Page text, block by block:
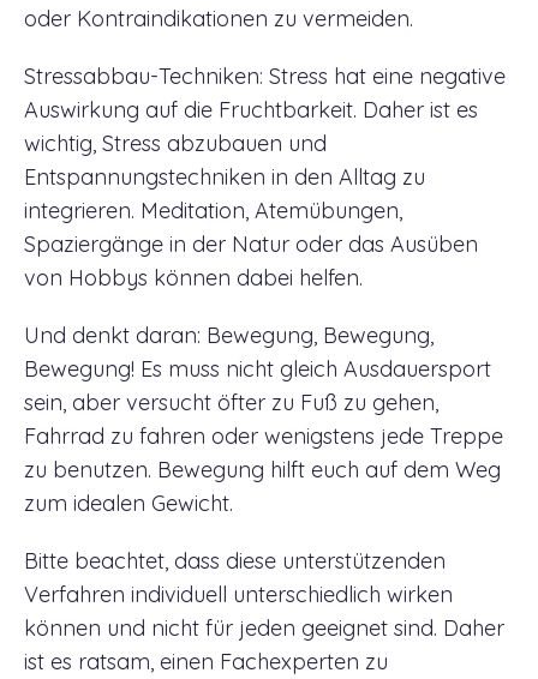
oder Kontraindikationen zu vermeiden.
Stressabbau-Techniken: Stress hat eine negative
Auswirkung auf die Fruchtbarkeit. Daher ist es
wichtig, Stress abzubauen und
Entspannungstechniken in den Alltag zu
integrieren. Meditation, Atemübungen,
Spaziergänge in der Natur oder das Ausüben
von Hobbys können dabei helfen.
Und denkt daran: Bewegung, Bewegung,
Bewegung! Es muss nicht gleich Ausdauersport
sein, aber versucht öfter zu Fuß zu gehen,
Fahrrad zu fahren oder wenigstens jede Treppe
zu benutzen. Bewegung hilft euch auf dem Weg
zum idealen Gewicht.
Bitte beachtet, dass diese unterstützenden
Verfahren individuell unterschiedlich wirken
können und nicht für jeden geeignet sind. Daher
ist es ratsam, einen Fachexperten zu